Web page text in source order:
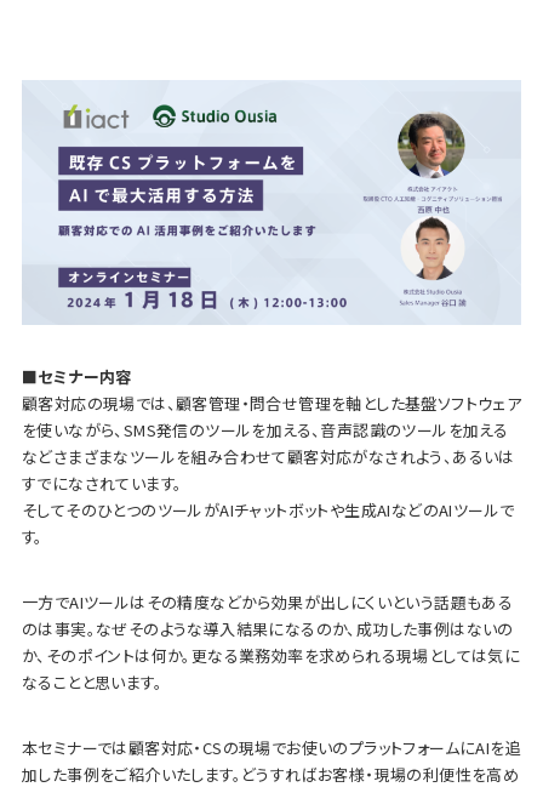
■セミナー内容
顧客対応の現場では、顧客管理・問合せ管理を軸とした基盤ソフトウェア
を使いながら、SMS発信のツールを加える、音声認識のツールを加える
などさまざまなツールを組み合わせて顧客対応がなされよう、あるいは
すでになされています。
そしてそのひとつのツールがAIチャットボットや生成AIなどのAIツールで
す。
一方でAIツールはその精度などから効果が出しにくいという話題もある
のは事実。なぜそのような導入結果になるのか、成功した事例はないの
か、そのポイントは何か。更なる業務効率を求められる現場としては気に
なることと思います。
本セミナーでは顧客対応・CSの現場でお使いのプラットフォームにAIを追
加した事例をご紹介いたします。どうすればお客様・現場の利便性を高め